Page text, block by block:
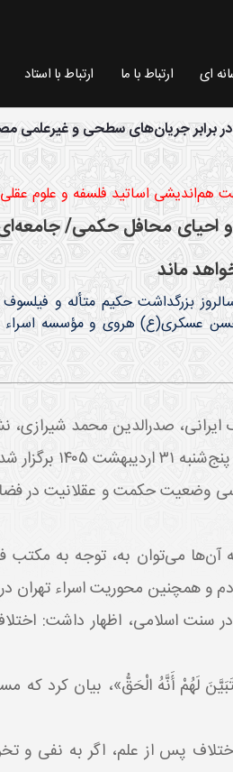
ای ارتباط با ما ارتباط با استاد
برابر جریان‌های سطحی و غیرعلمی
اساتید فلسفه و علوم عقلی
احیای محافل حکمی/
ماند
بزرگداشت حکیم متأله و
صدرالدین محمد شیرازی،
۱۴۰۵ برگزار شد.
وضعیت حکمت و عقلانیت در
می‌توان به، توجه به
همچنین محوریت اسراء تهران در
سنت اسلامی، اظهار داشت:
لَهُمْ أَنَّهُ الْحَقُّ»، بیان کرد
پس از علم، اگر به نفی و